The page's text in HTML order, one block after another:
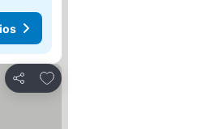
Compartir
Agregar a favoritos